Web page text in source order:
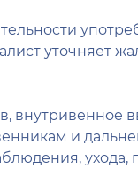
уточняет
внутривенное
и